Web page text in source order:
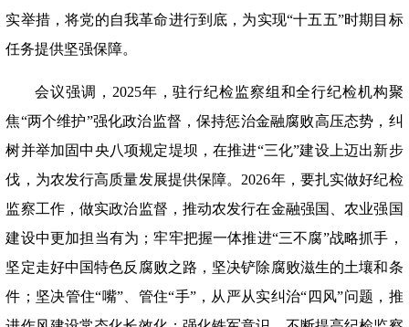
实举措，将党的自我革命进行到底，为实现“十五五”时期目标
任务提供坚强保障。
会议强调， 2025年，驻行纪检监察组和全行纪检机构聚
焦“两个维护”强化政治监督，保持惩治金融腐败高压态势，纠
树并举加固中央八项规定堤坝，在推进“三化”建设上迈出新步
伐，为农发行高质量发展提供保障。2026年，要扎实做好纪检
监察工作，做实政治监督，推动农发行在金融强国、农业强国
建设中更加担当有为；牢牢把握一体推进“三不腐”战略抓手，
坚定走好中国特色反腐败之路，坚决铲除腐败滋生的土壤和条
件；坚决管住“嘴”、管住“手”，从严从实纠治“四风”问题，推